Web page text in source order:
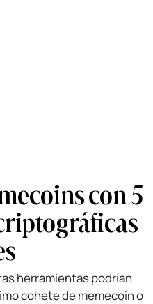
con 5
herramientas podrían
cohete de memecoin o